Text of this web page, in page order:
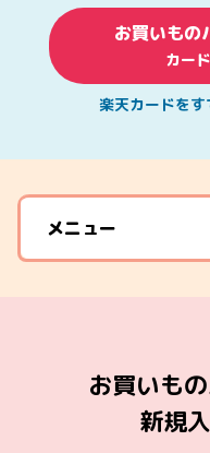
お買いもの
カー
楽天カードを
メニュー
お買いも
新規